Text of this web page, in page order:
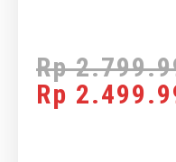
Rp
Rp